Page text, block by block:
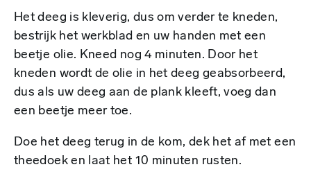
Het deeg is kleverig, dus om verder te kneden,
bestrijk het werkblad en uw handen met een
beetje olie. Kneed nog 4 minuten. Door het
kneden wordt de olie in het deeg geabsorbeerd,
dus als uw deeg aan de plank kleeft, voeg dan
een beetje meer toe.
Doe het deeg terug in de kom, dek het af met een
theedoek en laat het 10 minuten rusten.